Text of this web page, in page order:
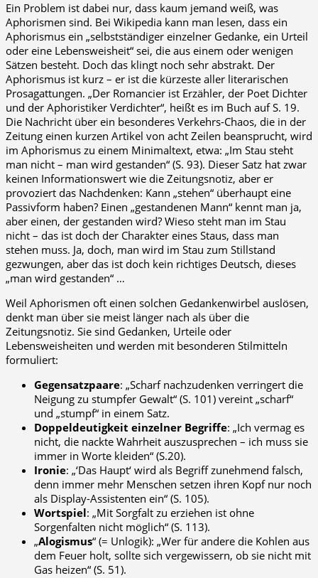
Ein Problem ist dabei nur, dass kaum jemand weiß, was
Aphorismen sind. Bei Wikipedia kann man lesen, dass ein
Aphorismus ein „selbstständiger einzelner Gedanke, ein Urteil
oder eine Lebensweisheit“ sei, die aus einem oder wenigen
Sätzen besteht. Doch das klingt noch sehr abstrakt. Der
Aphorismus ist kurz – er ist die kürzeste aller literarischen
Prosagattungen. „Der Romancier ist Erzähler, der Poet Dichter
und der Aphoristiker Verdichter“, heißt es im Buch auf S. 19.
Die Nachricht über ein besonderes Verkehrs-Chaos, die in der
Zeitung einen kurzen Artikel von acht Zeilen beansprucht, wird
im Aphorismus zu einem Minimaltext, etwa: „Im Stau steht
man nicht – man wird gestanden“ (S. 93). Dieser Satz hat zwar
keinen Informationswert wie die Zeitungsnotiz, aber er
provoziert das Nachdenken: Kann „stehen“ überhaupt eine
Passivform haben? Einen „gestandenen Mann“ kennt man ja,
aber einen, der gestanden wird? Wieso steht man im Stau
nicht – das ist doch der Charakter eines Staus, dass man
stehen muss. Ja, doch, man wird im Stau zum Stillstand
gezwungen, aber das ist doch kein richtiges Deutsch, dieses
„man wird gestanden“ …
Weil Aphorismen oft einen solchen Gedankenwirbel auslösen,
denkt man über sie meist länger nach als über die
Zeitungsnotiz. Sie sind Gedanken, Urteile oder
Lebensweisheiten und werden mit besonderen Stilmitteln
formuliert:
Gegensatzpaare: „Scharf nachzudenken verringert die
Neigung zu stumpfer Gewalt“ (S. 101) vereint „scharf“
und „stumpf“ in einem Satz.
Doppeldeutigkeit einzelner Begriffe: „Ich vermag es
nicht, die nackte Wahrheit auszusprechen – ich muss sie
immer in Worte kleiden“ (S.20).
Ironie: „‘Das Haupt‘ wird als Begriff zunehmend falsch,
denn immer mehr Menschen setzen ihren Kopf nur noch
als Display-Assistenten ein“ (S. 105).
Wortspiel: „Mit Sorgfalt zu erziehen ist ohne
Sorgenfalten nicht möglich“ (S. 113).
„Alogismus“ (= Unlogik): „Wer für andere die Kohlen aus
dem Feuer holt, sollte sich vergewissern, ob sie nicht mit
Gas heizen“ (S. 51).